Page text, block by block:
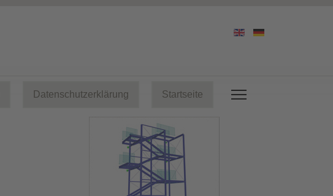
Datenschutzerklärung Startseite